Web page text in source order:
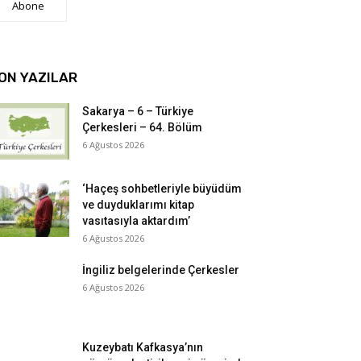
Abone
YAZILAR
Sakarya – 6 – Türkiye
Çerkesleri – 64. Bölüm
6 Ağustos 2026
‘Haçeş sohbetleriyle büyüdüm
ve duyduklarımı kitap
vasıtasıyla aktardım’
6 Ağustos 2026
İngiliz belgelerinde Çerkesler
6 Ağustos 2026
Kuzeybatı Kafkasya’nın